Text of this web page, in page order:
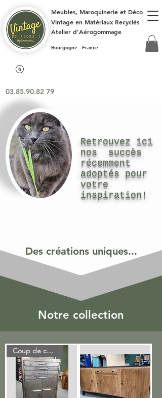
Meubles, Maroquinerie et Déco
Vintage en Matériaux Recyclés
Atelier d'Aérogommage
Bourgogne - France
03.85.90.82 79
Retrouvez ici
nos succès
récemment
adoptés pour
votre
inspiration!
Des créations uniques...
Notre collection
Coup de coeur!